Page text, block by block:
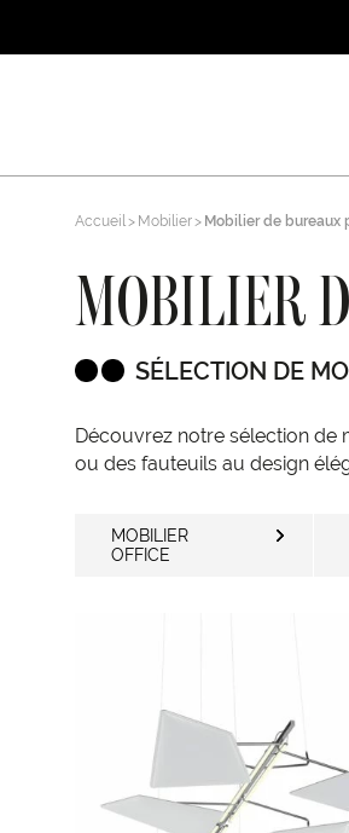
Accueil Mobilier Mobilier de bureaux
MOBILIER
SÉLECTION DE
Découvrez notre sélection de
ou des fauteuils au design
MOBILIER
OFFICE